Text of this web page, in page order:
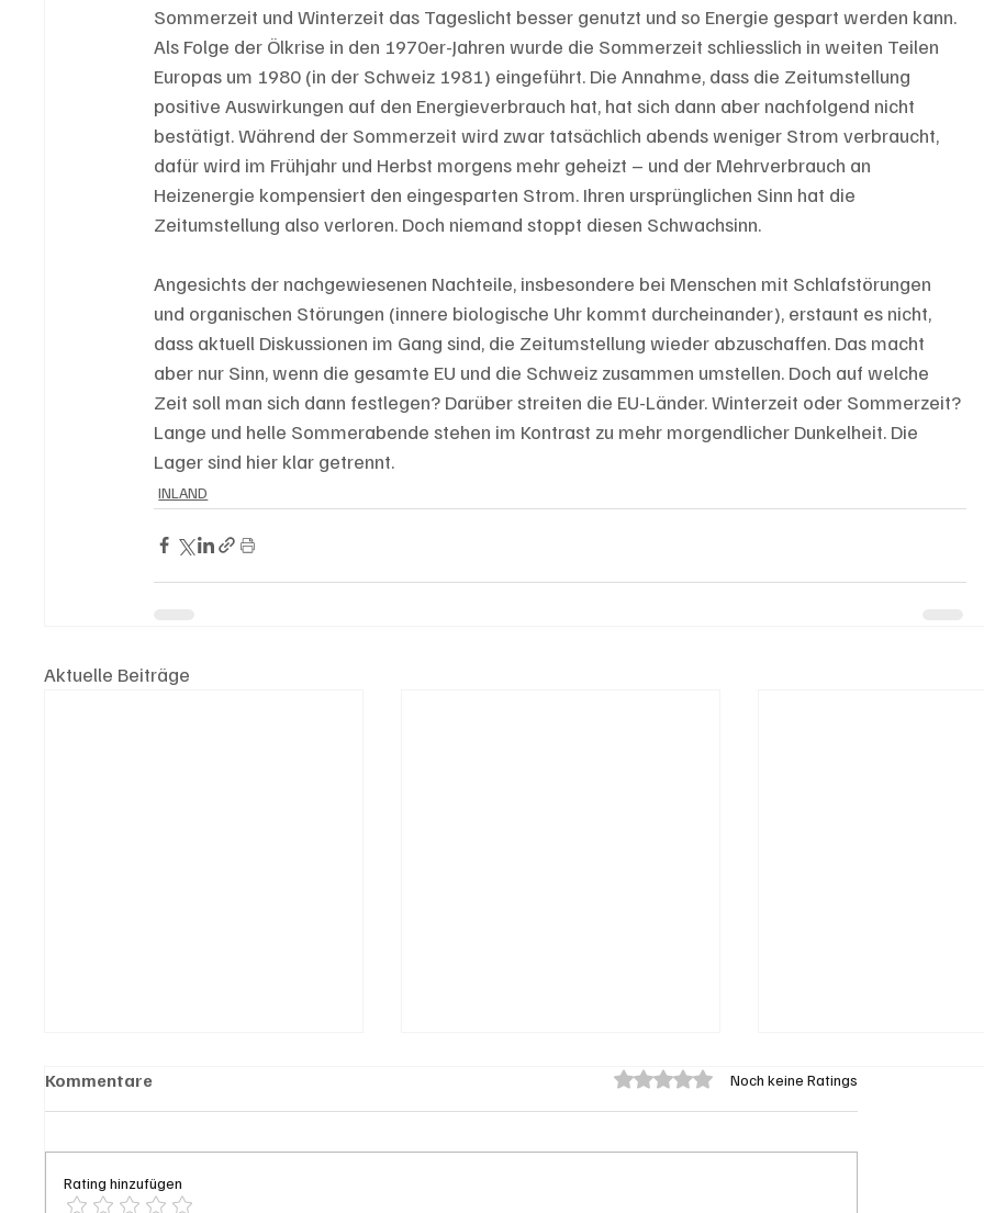
Sommerzeit und Winterzeit das Tageslicht besser genutzt und so Energie gespart werden kann.
Als Folge der Ölkrise in den 1970er-Jahren wurde die Sommerzeit schliesslich in weiten Teilen
Europas um 1980 (in der Schweiz 1981) eingeführt. Die Annahme, dass die Zeitumstellung
positive Auswirkungen auf den Energieverbrauch hat, hat sich dann aber nachfolgend nicht
bestätigt. Während der Sommerzeit wird zwar tatsächlich abends weniger Strom verbraucht,
dafür wird im Frühjahr und Herbst morgens mehr geheizt – und der Mehrverbrauch an
Heizenergie kompensiert den eingesparten Strom. Ihren ursprünglichen Sinn hat die
Zeitumstellung also verloren. Doch niemand stoppt diesen Schwachsinn.
Angesichts der nachgewiesenen Nachteile, insbesondere bei Menschen mit Schlafstörungen
und organischen Störungen (innere biologische Uhr kommt durcheinander), erstaunt es nicht,
dass aktuell Diskussionen im Gang sind, die Zeitumstellung wieder abzuschaffen. Das macht
aber nur Sinn, wenn die gesamte EU und die Schweiz zusammen umstellen. Doch auf welche
Zeit soll man sich dann festlegen? Darüber streiten die EU-Länder. Winterzeit oder Sommerzeit?
Lange und helle Sommerabende stehen im Kontrast zu mehr morgendlicher Dunkelheit. Die
Lager sind hier klar getrennt.
INLAND
Aktuelle Beiträge
Kommentare Mit 0 von 5 Sternen bewertet.
Noch keine Ratings
Rating hinzufügen